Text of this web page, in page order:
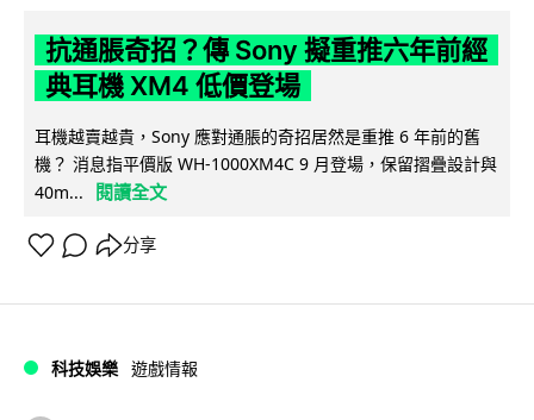
抗通脹奇招？傳 Sony 擬重推六年前經
典耳機 XM4 低價登場
耳機越賣越貴，Sony 應對通脹的奇招居然是重推 6 年前的舊
機？ 消息指平價版 WH-1000XM4C 9 月登場，保留摺疊設計與
40m...
閱讀全文
分享
科技娛樂 遊戲情報